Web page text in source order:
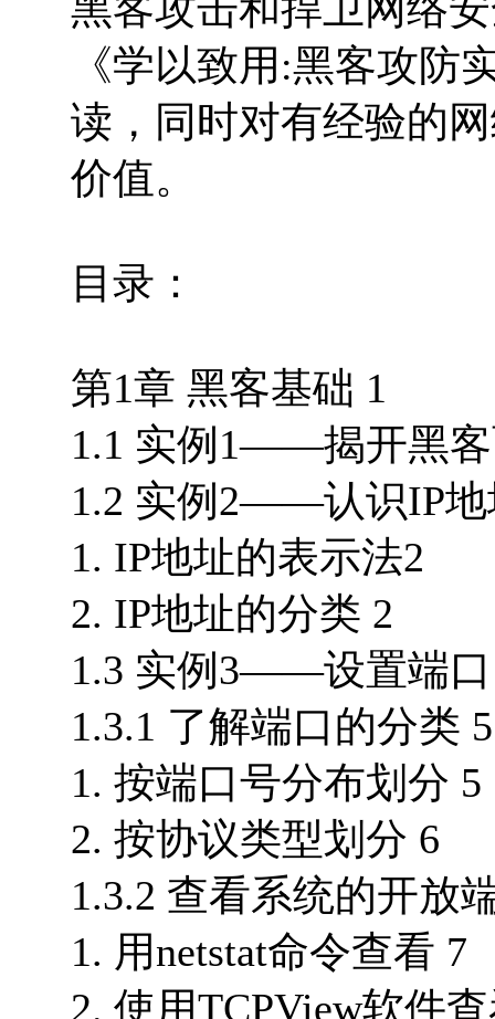
《学以致用:黑客攻防
读，同时对有经验的
价值。
目录：
第1章 黑客基础 1
1.1 实例1——揭开黑客
1.2 实例2——认识IP地
1. IP地址的表示法2
2. IP地址的分类 2
1.3 实例3——设置端
1.3.1 了解端口的分类 5
1. 按端口号分布划分 5
2. 按协议类型划分 6
1.3.2 查看系统的开放
1. 用netstat命令查看 7
2. 使用TCPView软件